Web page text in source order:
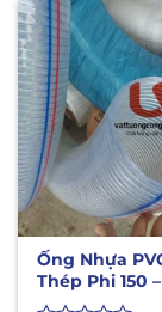
Ống Nhựa
Thép Phi 150
Hút Xả Nước,